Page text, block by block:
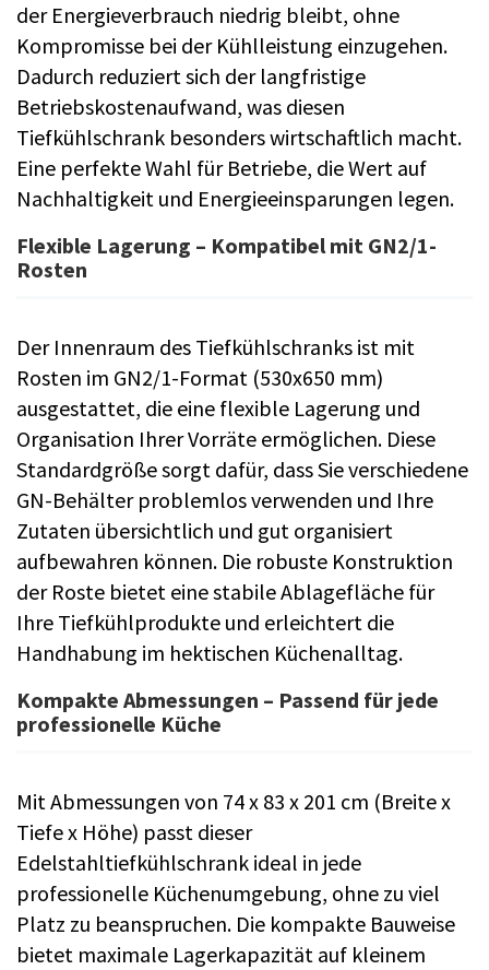
der Energieverbrauch niedrig bleibt, ohne
Kompromisse bei der Kühlleistung einzugehen.
Dadurch reduziert sich der langfristige
Betriebskostenaufwand, was diesen
Tiefkühlschrank besonders wirtschaftlich macht.
Eine perfekte Wahl für Betriebe, die Wert auf
Nachhaltigkeit und Energieeinsparungen legen.
Flexible Lagerung – Kompatibel mit GN2/1-
Rosten
Der Innenraum des Tiefkühlschranks ist mit
Rosten im GN2/1-Format (530x650 mm)
ausgestattet, die eine flexible Lagerung und
Organisation Ihrer Vorräte ermöglichen. Diese
Standardgröße sorgt dafür, dass Sie verschiedene
GN-Behälter problemlos verwenden und Ihre
Zutaten übersichtlich und gut organisiert
aufbewahren können. Die robuste Konstruktion
der Roste bietet eine stabile Ablagefläche für
Ihre Tiefkühlprodukte und erleichtert die
Handhabung im hektischen Küchenalltag.
Kompakte Abmessungen – Passend für jede
professionelle Küche
Mit Abmessungen von 74 x 83 x 201 cm (Breite x
Tiefe x Höhe) passt dieser
Edelstahltiefkühlschrank ideal in jede
professionelle Küchenumgebung, ohne zu viel
Platz zu beanspruchen. Die kompakte Bauweise
bietet maximale Lagerkapazität auf kleinem